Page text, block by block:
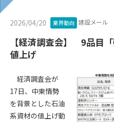
会員登録につ
サポーター会
2026/04/20 業界動向 建設メール
【経済調査会】 9品目
値上げ
経済調査会が
17日、中東情勢
を背景とした石油
系資材の値上げ動
パスワードの再発行
第1条（規約の目的）
1. 本規約は、建設資料館が提供
会員サービスの利用条件等に
2. 管理者が建設資料館WEB上
一部を構成するものとします